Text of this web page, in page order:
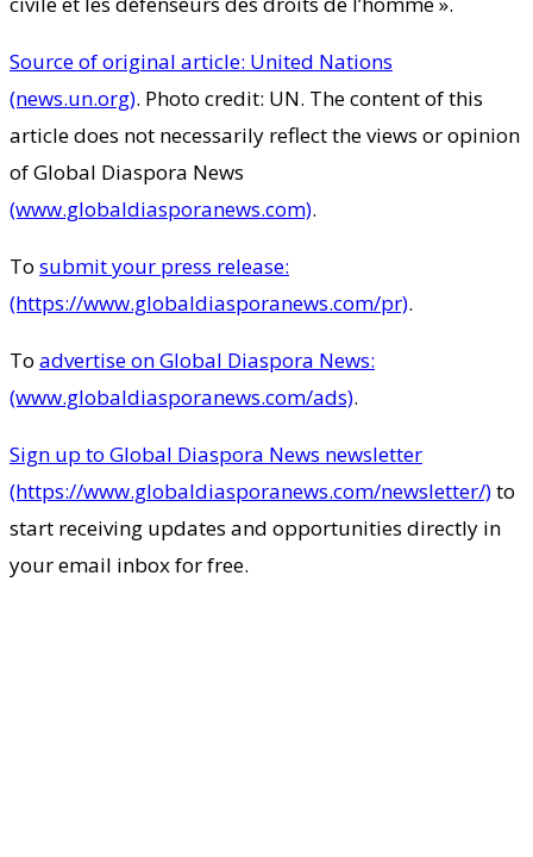
Source of original article: United Nations
(news.un.org). Photo credit: UN. The content of this
article does not necessarily reflect the views or opinion
of Global Diaspora News
(www.globaldiasporanews.com).
To submit your press release:
(https://www.globaldiasporanews.com/pr).
To advertise on Global Diaspora News:
(www.globaldiasporanews.com/ads).
Sign up to Global Diaspora News newsletter
(https://www.globaldiasporanews.com/newsletter/)to
start receiving updates and opportunities directly in
your email inbox for free.